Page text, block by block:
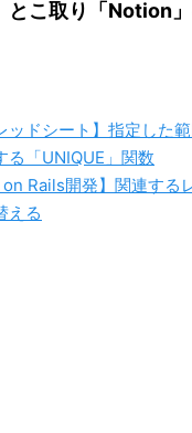
とこ取り「Notion
ッドシート】指定した
る「UNIQUE」関数
on Rails開発】関連する
える